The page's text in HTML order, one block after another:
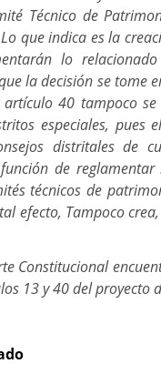
Técnico de
que indica es la
lo
la decisión se tome
40 tampoco
especiales, pues
distritales de
de
técnicos de
efecto, Tampoco
Constitucional
13 y 40 del proyecto